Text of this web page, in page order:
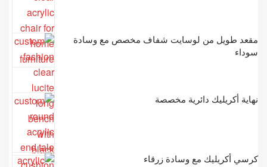
مقعد طويل من لوسايت شفاف مخصص مع وسادة
سوداء
نهاية أكريليك دائرية مخصصة
كرسي أكريليك مع وسادة زرقاء